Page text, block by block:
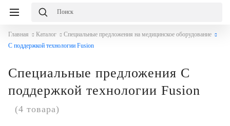
Главная Каталог
Специальные предложения на медицинское оборудование
С поддержкой технологии Fusion
Специальные предложения С
поддержкой технологии Fusion
(4 товара)